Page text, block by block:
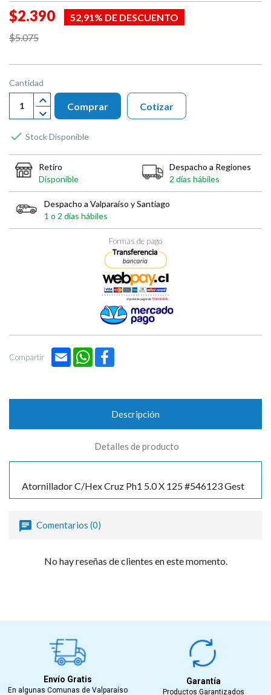
$2.390
52,91% DE DESCUENTO
$5.075
Cantidad
Comprar
 Stock Disponible
Cotizar
Retiro
Disponible
Despacho a Regiones
2 días hábiles
Despacho a Valparaíso y Santiago
1 o 2 días hábiles
Formas de pago
Compartir Email WhatsApp
Descripción
Detalles de producto
Atornillador C/Hex Cruz Ph1 5.0 X 125 #546123 Gest
Comentarios (0)
No hay reseñas de clientes en este momento.
Envío Gratis
En algunas Comunas de Valparaíso
Garantía
Productos Garantizados